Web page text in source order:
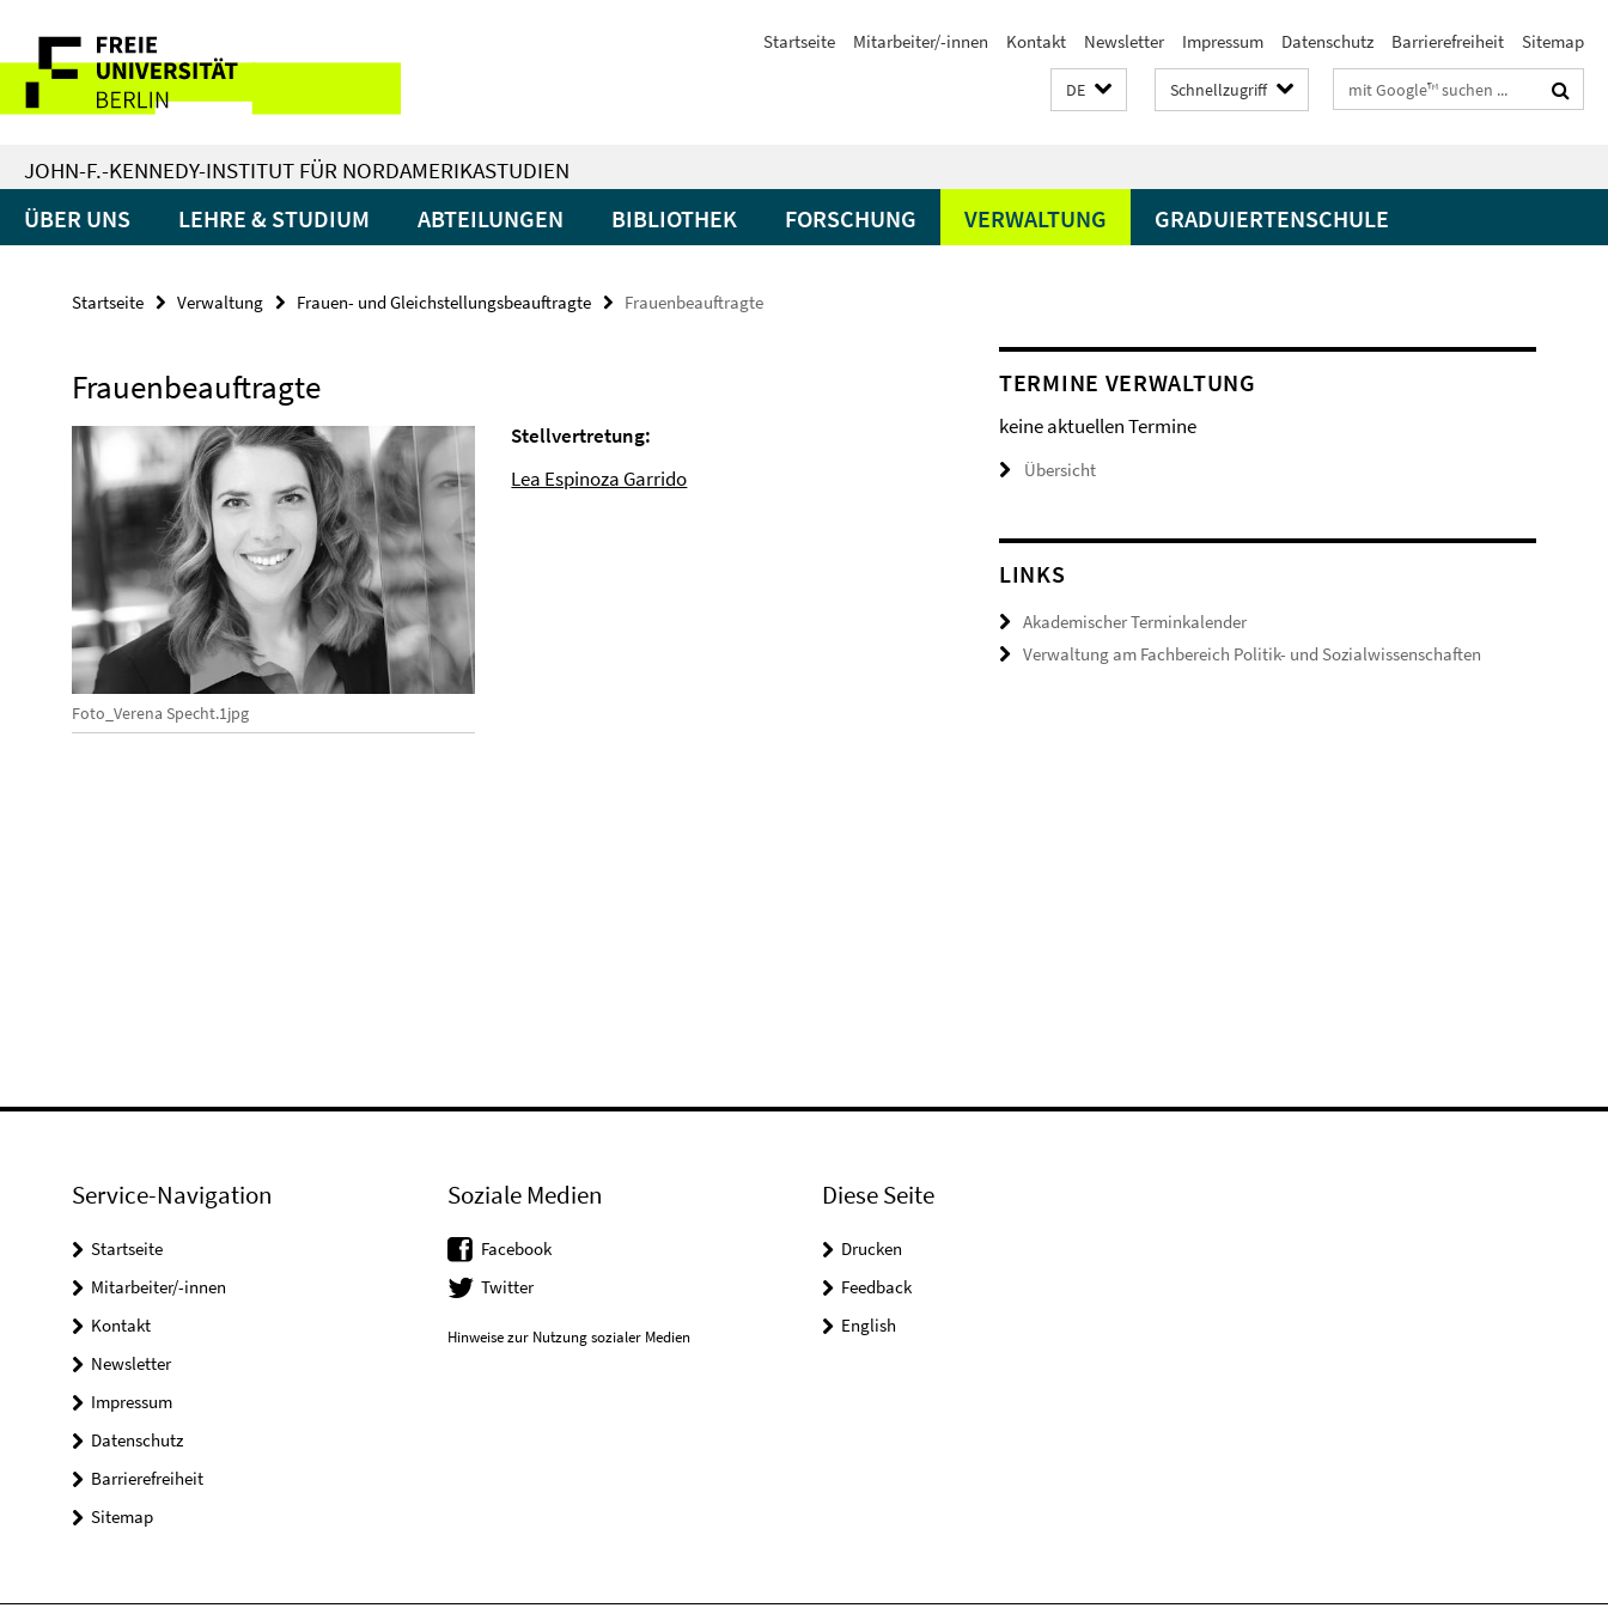
direkt
Inhalt
Service-
Navigation
Startseite Mitarbeiter/-innen Kontakt Newsletter Impressum Datenschutz Barrierefreiheit Sitemap
DE Schnellzugriff Suchbegriffe
JOHN-F.-KENNEDY-INSTITUT FÜR NORDAMERIKASTUDIEN
ÜBER UNS LEHRE & STUDIUM ABTEILUNGEN BIBLIOTHEK FORSCHUNG VERWALTUNG GRADUIERTENSCHULE
Startseite Verwaltung Frauen- und Gleichstellungsbeauftragte Frauenbeauftragte
Frauenbeauftragte
Foto_Verena Specht.1jpg
Stellvertretung:
Lea Espinoza Garrido
TERMINE VERWALTUNG
keine aktuellen Termine
Übersicht
LINKS
Akademischer Terminkalender
Verwaltung am Fachbereich Politik- und Sozialwissenschaften
Service-Navigation
Startseite
Mitarbeiter/-innen
Kontakt
Newsletter
Impressum
Datenschutz
Barrierefreiheit
Sitemap
Soziale Medien
Facebook
Twitter
Hinweise zur Nutzung sozialer Medien
Diese Seite
Drucken
Feedback
English